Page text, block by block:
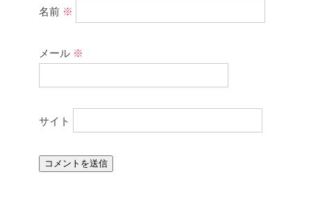
名前 ※
メール ※
サイト